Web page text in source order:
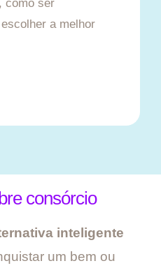
como ser
a melhor
consórcio
inteligente
um bem ou